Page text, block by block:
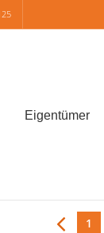
Eigentümer
1